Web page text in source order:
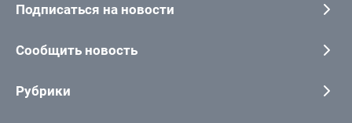
Подписаться на новости
Сообщить новость
Рубрики